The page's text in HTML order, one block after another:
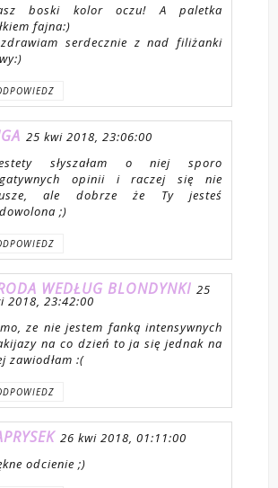
boski kolor oczu! A paletka
fajna:)
serdecznie z nad filiżanki
25 kwi 2018, 23:06:00
słyszałam o niej sporo
opinii i raczej się nie
ale dobrze że Ty jesteś
;)
WEDŁUG BLONDYNKI 25
2018, 23:42:00
ze nie jestem fanką intensywnych
na co dzień to ja się jednak na
zawiodłam :(
26 kwi 2018, 01:11:00
odcienie ;)